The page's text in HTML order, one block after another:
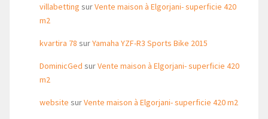
villabetting surVente maison à Elgorjani- superficie 420
m2
kvartira 78 surYamaha YZF-R3 Sports Bike 2015
DominicGed surVente maison à Elgorjani- superficie 420
m2
website surVente maison à Elgorjani- superficie 420 m2